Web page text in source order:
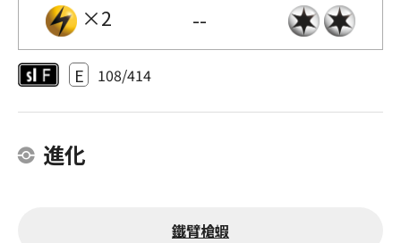
×2 --
E 108/414
進化
鐵臂槍蝦